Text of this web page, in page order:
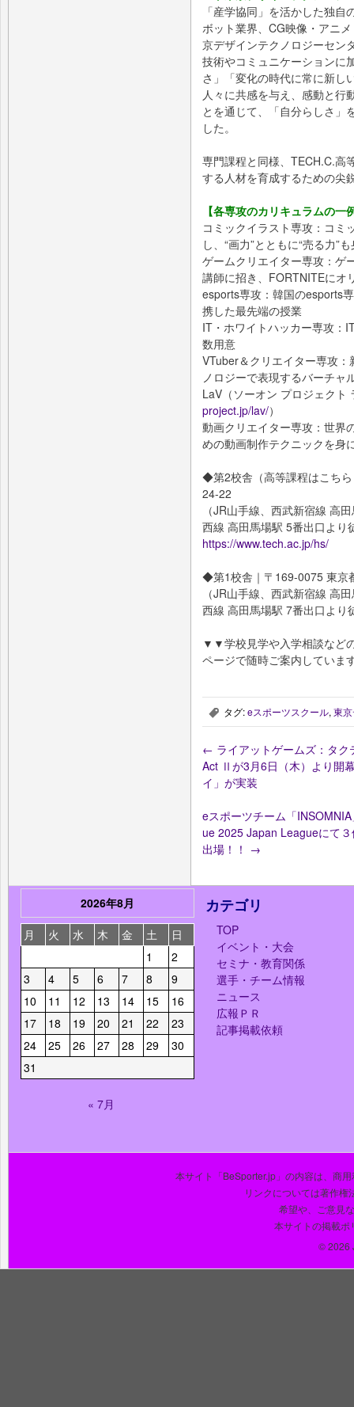
「産学協同」を活かした独
ボット業界、CG映像・アニ
京デザインテクノロジーセン
技術やコミュニケーションに
さ」「変化の時代に常に新し
⼈々に共感を与え、感動と⾏
とを通じて、「⾃分らしさ」
した。
専門課程と同様、TECH.C.高
する人材を育成するための尖
【各専攻のカリキュラムの一
コミックイラスト専攻：コミ
し、“画力”とともに“売る力”
ゲームクリエイター専攻：ゲ
講師に招き、FORTNITEにオ
esports専攻：韓国のesports
携した最先端の授業
IT・ホワイトハッカー専攻：
数用意
VTuber＆クリエイター専攻
ノロジーで表現するバーチャ
LaV（ソーオン プロジェクト
project.jp/lav/）
動画クリエイター専攻：世界
めの動画制作テクニックを身
◆第2校舎（高等課程はこち
24-22
（JR⼭⼿線、⻄武新宿線 ⾼
⻄線 ⾼⽥⾺場駅 5番出⼝より
https://www.tech.ac.jp/hs/
◆第1校舎｜〒169-0075 東京
（JR⼭⼿線、⻄武新宿線 ⾼
⻄線 ⾼⽥⾺場駅 7番出⼝より
▼▼学校⾒学や⼊学相談など
ページで随時ご案内してい
, タグ:eスポーツスクール, 東
← ライアットゲームズ：タ
Act Ⅱが3月6日（木）より開
イ」が実装
eスポーツチーム「
ue 2025 Japan Leagueにて
出場！！ →
2026年8月
月
火 水 木 金 土
日
1
2
3
4 5 6 7 8
9
10
11 12 13 14 15
16
17
18 19 20 21 22
23
24
25 26 27 28 29
30
31
« 7月
カテゴリ
TOP
イベント・大会
セミナ・教育関係
選手・チーム情報
ニュース
広報ＰＲ
記事掲載依頼
本サイト「BeSporter.jp」の内容は、商
リンクについては著作権
希望や、ご意見
本サイトの掲載ポ
© 2026